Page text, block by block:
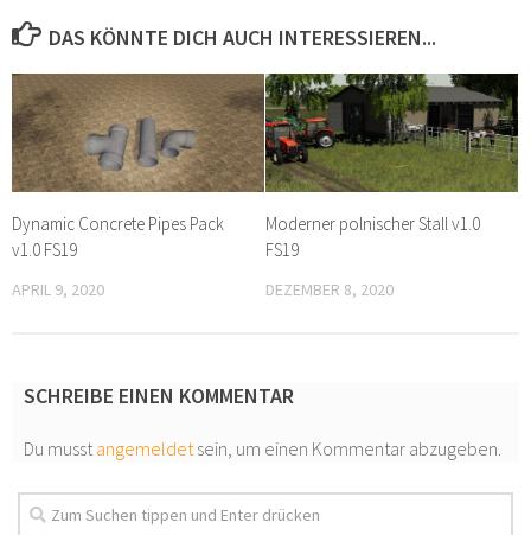
DAS KÖNNTE DICH AUCH INTERESSIEREN...
Dynamic Concrete Pipes Pack
v1.0 FS19
APRIL 9, 2020
Moderner polnischer Stall v1.0
FS19
DEZEMBER 8, 2020
SCHREIBE EINEN KOMMENTAR
Du musstangemeldetsein, um einen Kommentar abzugeben.